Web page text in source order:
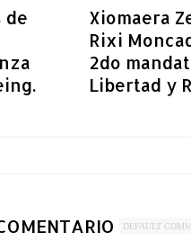
de
Xiomaera
Rixi
2do
Libertad y
DEFAULT